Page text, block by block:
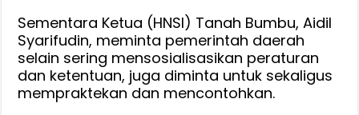
Sementara Ketua (HNSI) Tanah Bumbu, Aidil
Syarifudin, meminta pemerintah daerah
selain sering mensosialisasikan peraturan
dan ketentuan, juga diminta untuk sekaligus
mempraktekan dan mencontohkan.